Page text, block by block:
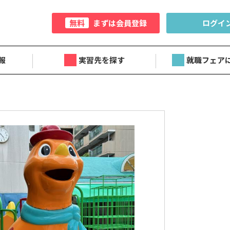
無料 まずは会員登録 ログイ
実習先を探す 就職フェア